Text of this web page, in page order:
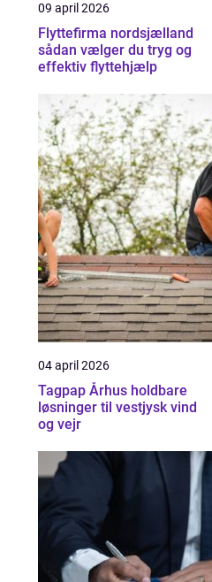
09 april 2026
Flyttefirma nordsjælland
sådan vælger du tryg og
effektiv flyttehjælp
04 april 2026
Tagpap Århus holdbare
løsninger til vestjysk vind
og vejr